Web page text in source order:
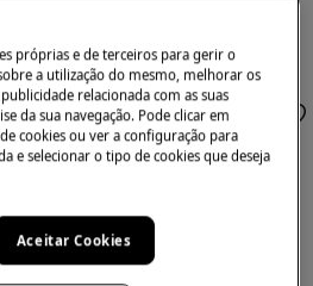
+2 Cores
SEMELHANTE
próprias e de terceiros para gerir o
a utilização do mesmo, melhorar os
relacionada com as suas
da sua navegação. Pode clicar em
cookies ou ver a configuração para
e selecionar o tipo de cookies que deseja
Aceitar Cookies